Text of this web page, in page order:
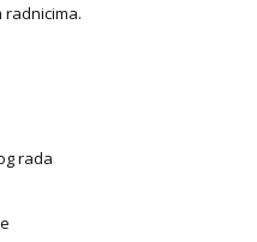
radnicima.
rada